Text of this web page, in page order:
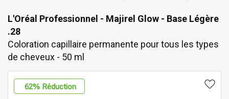
Marques Soins capillaires
ml
L'Oréal Professionnel - Majirel Glow - Base Légère
.28
Coloration capillaire permanente pour tous les types
de cheveux - 50 ml
62% Réduction